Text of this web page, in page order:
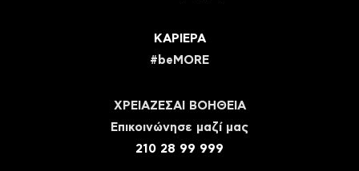
ΚΑΡΙΕΡΑ
#beMORE
ΧΡΕΙΑΖΕΣΑΙ ΒΟΗΘΕΙΑ
Eπικοινώνησε μαζί μας
210 28 99 999